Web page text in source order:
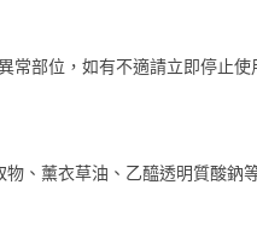
常部位，如有不適請立即停止使
物、薰衣草油、乙醯透明質酸鈉